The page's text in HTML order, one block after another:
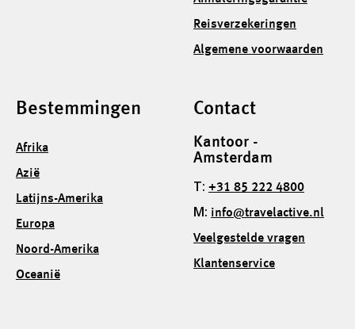
Reisverzekeringen
Algemene voorwaarden
Bestemmingen
Afrika
Azië
Latijns-Amerika
Europa
Noord-Amerika
Oceanië
Contact
Kantoor -
Amsterdam
T: +31 85 222 4800
M: info@travelactive.nl
Veelgestelde vragen
Klantenservice